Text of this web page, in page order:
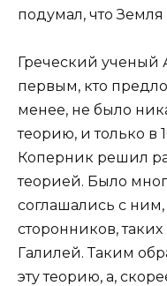
подумал, что
Греческий ученый
первым, кто
менее, не было
теорию, и только в
Коперник решил
теорией. Было
соглашались с
сторонников,
Галилей. Таким
эту теорию, а,